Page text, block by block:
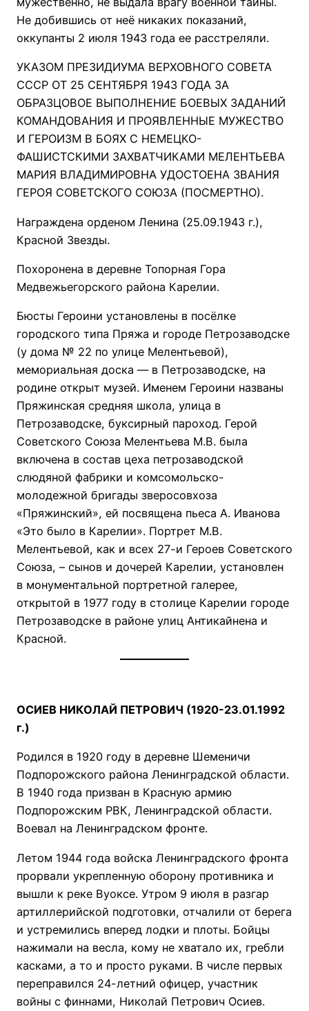
Не добившись от неё никаких показаний,
оккупанты 2 июля 1943 года ее расстреляли.
УКАЗОМ ПРЕЗИДИУМА ВЕРХОВНОГО СОВЕТА
СССР ОТ 25 СЕНТЯБРЯ 1943 ГОДА ЗА
ОБРАЗЦОВОЕ ВЫПОЛНЕНИЕ БОЕВЫХ ЗАДАНИЙ
КОМАНДОВАНИЯ И ПРОЯВЛЕННЫЕ МУЖЕСТВО
И ГЕРОИЗМ В БОЯХ С НЕМЕЦКО-
ФАШИСТСКИМИ ЗАХВАТЧИКАМИ МЕЛЕНТЬЕВА
МАРИЯ ВЛАДИМИРОВНА УДОСТОЕНА ЗВАНИЯ
ГЕРОЯ СОВЕТСКОГО СОЮЗА (ПОСМЕРТНО).
Награждена орденом Ленина (25.09.1943 г.),
Красной Звезды.
Похоронена в деревне Топорная Гора
Медвежьегорского района Карелии.
Бюсты Героини установлены в посёлке
городского типа Пряжа и городе Петрозаводске
(у дома № 22 по улице Мелентьевой),
мемориальная доска — в Петрозаводске, на
родине открыт музей. Именем Героини названы
Пряжинская средняя школа, улица в
Петрозаводске, буксирный пароход. Герой
Советского Союза Мелентьева М.В. была
включена в состав цеха петрозаводской
слюдяной фабрики и комсомольско-
молодежной бригады зверосовхоза
«Пряжинский», ей посвящена пьеса А. Иванова
«Это было в Карелии». Портрет М.В.
Мелентьевой, как и всех 27-и Героев Советского
Союза, – сынов и дочерей Карелии, установлен
в монументальной портретной галерее,
открытой в 1977 году в столице Карелии городе
Петрозаводске в районе улиц Антикайнена и
Красной.
ОСИЕВ НИКОЛАЙ ПЕТРОВИЧ (1920-23.01.1992
г.)
Родился в 1920 году в деревне Шеменичи
Подпорожского района Ленинградской области.
В 1940 года призван в Красную армию
Подпорожским РВК, Ленинградской области.
Воевал на Ленинградском фронте.
Летом 1944 года войска Ленинградского фронта
прорвали укрепленную оборону противника и
вышли к реке Вуоксе. Утром 9 июля в разгар
артиллерийской подготовки, отчалили от берега
и устремились вперед лодки и плоты. Бойцы
нажимали на весла, кому не хватало их, гребли
касками, а то и просто руками. В числе первых
переправился 24-летний офицер, участник
войны с финнами, Николай Петрович Осиев.